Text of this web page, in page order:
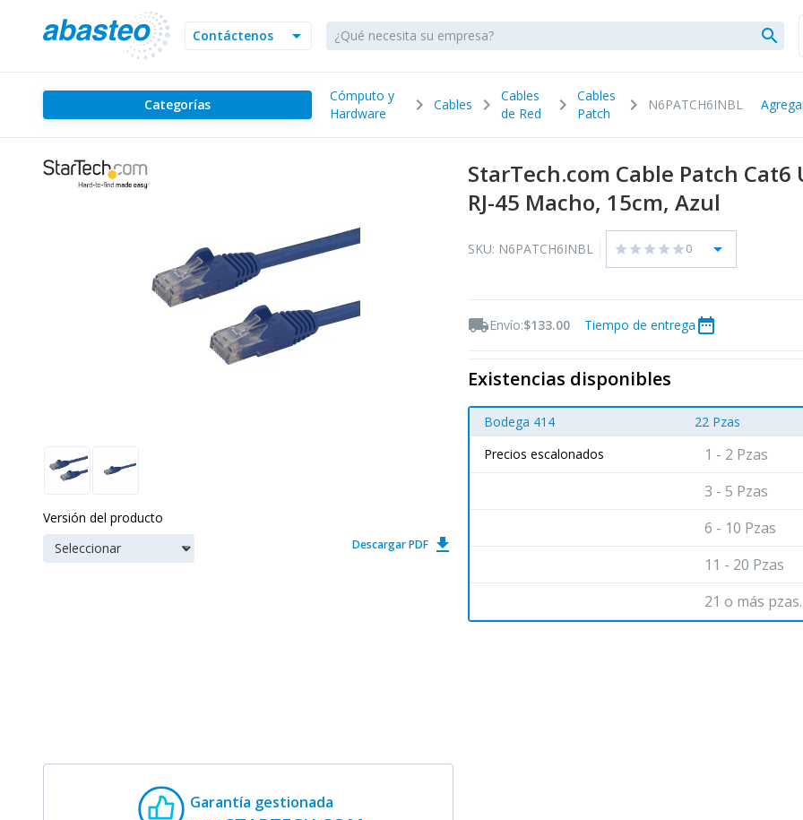
arrow_drop_down
Contáctenos search
Categorías
Cómputo y
Hardware
chevron_right Cables chevron_right
Cables
de Red
chevron_right
Cables
Patch
chevron_right N6PATCH6INBL
Versión del producto
Descargar PDF get_app
Garantía gestionada
StarTech.com Cable Patch Cat6
RJ-45 Macho, 15cm, Azul
SKU: N6PATCH6INBL star star star star star0 arrow_drop_down
local_shippingEnvío:$133.00 Tiempo de entrega date_range
Existencias disponibles
Bodega 414 22 Pzas
Precios escalonados 1 - 2 Pzas
3 - 5 Pzas
6 - 10 Pzas
11 - 20 Pzas
21 o más pzas.